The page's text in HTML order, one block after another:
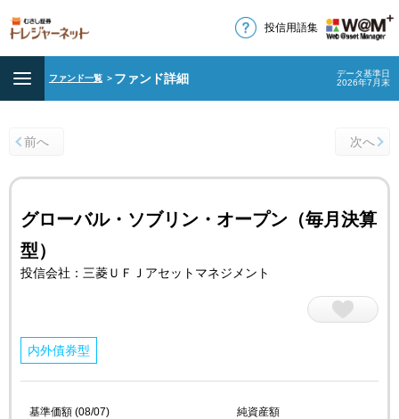
投信用語集
ファンド一覧 ＞ ファンド詳細
データ基準日
2026年7月末
前へ 次へ
グローバル・ソブリン・オープン（毎月決算
型）
投信会社：三菱ＵＦＪアセットマネジメント
内外債券型
基準価額 (08/07) 純資産額